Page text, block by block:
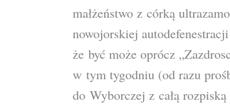
małżeństwo z córką
nowojorskiej
że być może oprócz
w tym tygodniu (od razu
do Wyborczej z całą